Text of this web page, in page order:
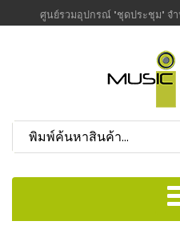
ศูนย์รวมอุปกรณ์ "ชุดประชุม" จ